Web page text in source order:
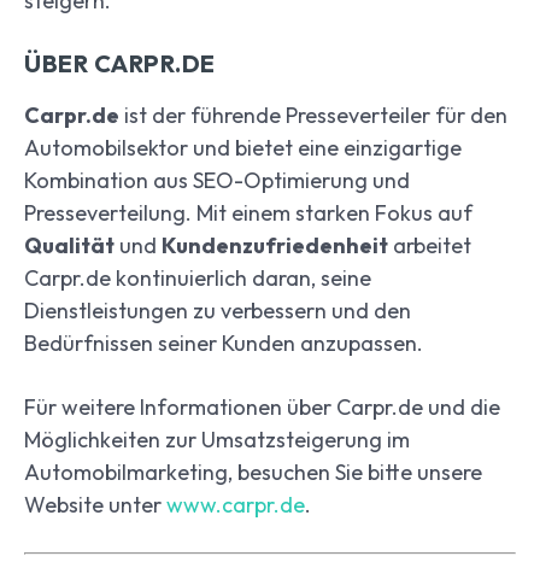
ÜBER CARPR.DE
Carpr.de ist der führende Presseverteiler für den
Automobilsektor und bietet eine einzigartige
Kombination aus SEO-Optimierung und
Presseverteilung. Mit einem starken Fokus auf
Qualität und Kundenzufriedenheit arbeitet
Carpr.de kontinuierlich daran, seine
Dienstleistungen zu verbessern und den
Bedürfnissen seiner Kunden anzupassen.
Für weitere Informationen über Carpr.de und die
Möglichkeiten zur Umsatzsteigerung im
Automobilmarketing, besuchen Sie bitte unsere
Website unterwww.carpr.de.